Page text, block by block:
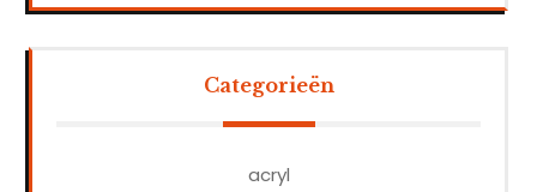
Categorieën
acryl